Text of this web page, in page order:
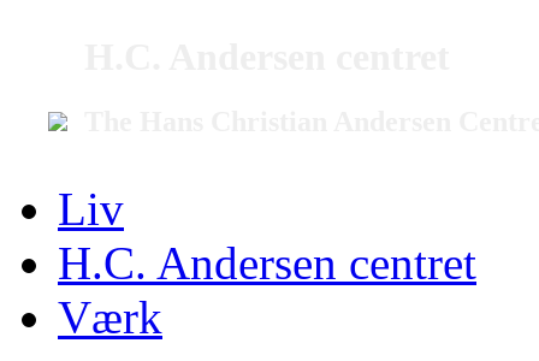
Liv
H.C. Andersen centret
Værk